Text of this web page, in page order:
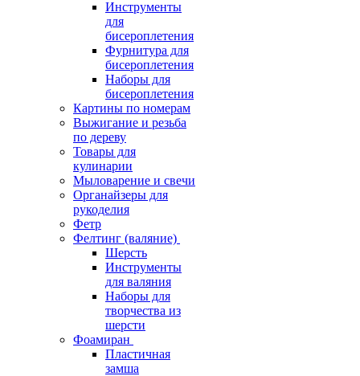
Инструменты
для
бисероплетения
Фурнитура для
бисероплетения
Наборы для
бисероплетения
Картины по номерам
Выжигание и резьба
по дереву
Товары для
кулинарии
Мыловарение и свечи
Органайзеры для
рукоделия
Фетр
Фелтинг (валяние)
Шерсть
Инструменты
для валяния
Наборы для
творчества из
шерсти
Фоамиран
Пластичная
замша